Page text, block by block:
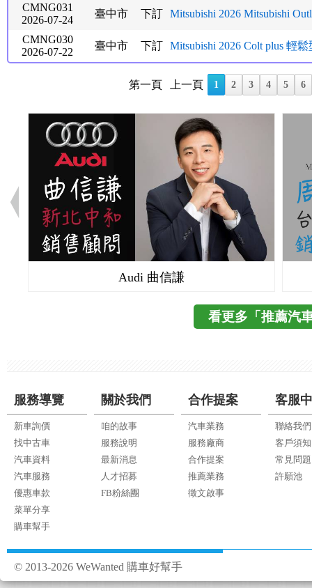
CMNG031
2026-07-24
臺中市 下訂 Mitsubishi 2026 Mitsubishi
CMNG030
2026-07-22
臺中市 下訂 Mitsubishi 2026 Colt plus 輕鬆
第一頁 上一頁 1 2 3 4 5 6
Audi 曲信謙
看更多「推薦汽
服務導覽
新車詢價
找中古車
汽車資料
汽車服務
優惠車款
菜單分享
購車幫手
關於我們
咱的故事
服務說明
最新消息
人才招募
FB粉絲團
合作提案
汽車業務
服務廠商
合作提案
推薦業務
徵文啟事
客服
聯絡我們
客戶須知
常見問題
許願池
© 2013-2026 WeWanted 購車好幫手